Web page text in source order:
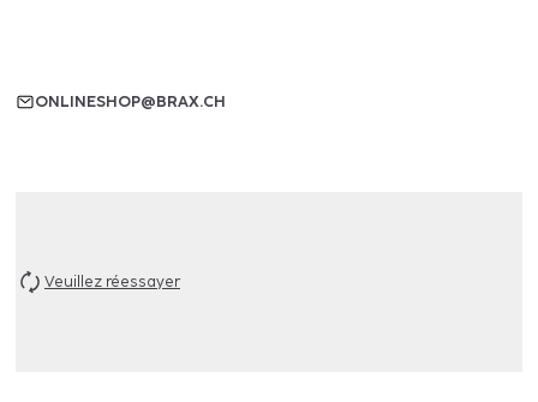
ONLINESHOP@BRAX.CH
Veuillez réessayer